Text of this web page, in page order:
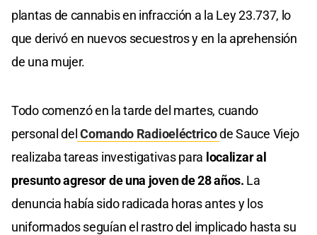
plantas de cannabis en infracción a la Ley 23.737, lo
que derivó en nuevos secuestros y en la aprehensión
de una mujer.
Todo comenzó en la tarde del martes, cuando
personal delComando Radioeléctricode Sauce Viejo
realizaba tareas investigativas para localizar al
presunto agresor de una joven de 28 años. La
denuncia había sido radicada horas antes y los
uniformados seguían el rastro del implicado hasta su